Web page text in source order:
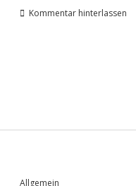
Kommentar hinterlassen
Allgemein